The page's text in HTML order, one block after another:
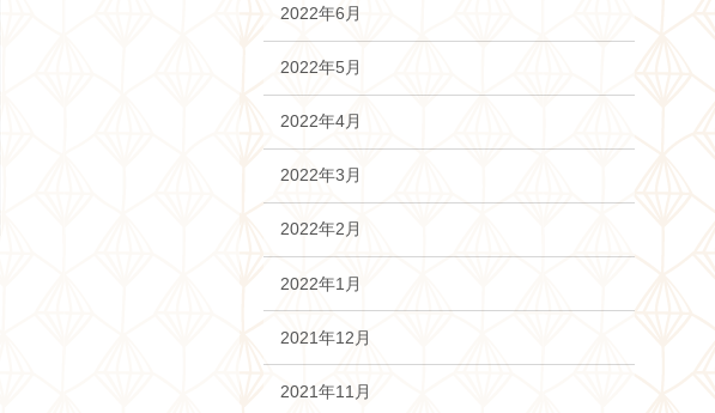
2022年6月
2022年5月
2022年4月
2022年3月
2022年2月
2022年1月
2021年12月
2021年11月